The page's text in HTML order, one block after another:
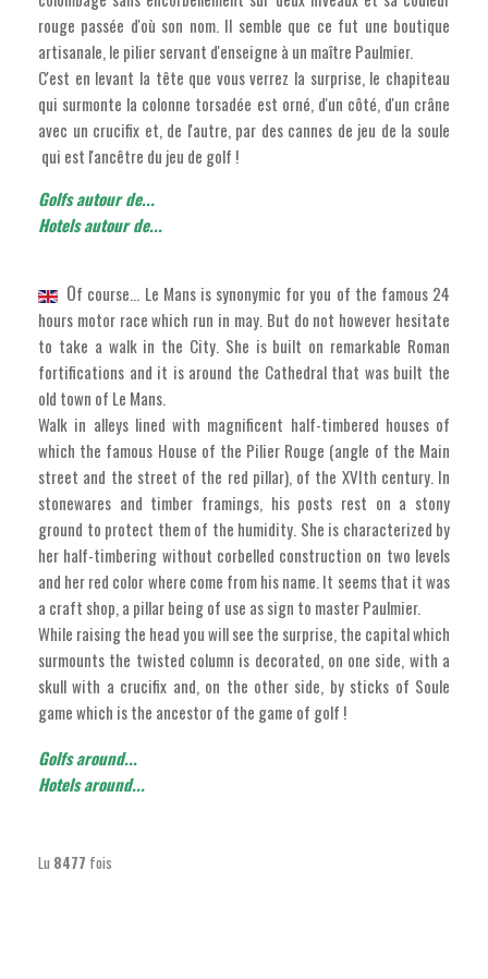
rouge passée d'où son nom. Il semble que ce fut une boutique
artisanale, le pilier servant d'enseigne à un maître Paulmier.
C'est en levant la tête que vous verrez la surprise, le chapiteau
qui surmonte la colonne torsadée est orné, d'un côté, d'un crâne
avec un crucifix et, de l'autre, par des cannes de jeu de la soule
qui est l'ancêtre du jeu de golf !
Golfs autour de...
Hotels autour de...
Of course... Le Mans is synonymic for you of the famous 24
hours motor race which run in may. But do not however hesitate
to take a walk in the City. She is built on remarkable Roman
fortifications and it is around the Cathedral that was built the
old town of Le Mans.
Walk in alleys lined with magnificent half-timbered houses of
which the famous House of the Pilier Rouge (angle of the Main
street and the street of the red pillar), of the XVIth century. In
stonewares and timber framings, his posts rest on a stony
ground to protect them of the humidity. She is characterized by
her half-timbering without corbelled construction on two levels
and her red color where come from his name. It seems that it was
a craft shop, a pillar being of use as sign to master Paulmier.
While raising the head you will see the surprise, the capital which
surmounts the twisted column is decorated, on one side, with a
skull with a crucifix and, on the other side, by sticks of Soule
game which is the ancestor of the game of golf !
Golfs around...
Hotels around...
Lu 8477 fois